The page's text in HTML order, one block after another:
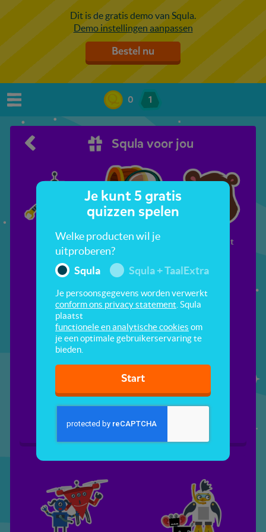
Dit is de gratis demo van Squla.
Demo instellingen aanpassen
Bestel nu
0 1
Squla voor jou
Robots Schatzoeken Berenjacht
professor Q
Je kunt 5 gratis
quizzen spelen
Welke producten wil je
uitproberen?
Squla
Squla + TaalExtra
Je persoonsgegevens worden verwerkt
conform ons privacy statement . Squla
plaatst
functionele en analytische cookies om
je een optimale gebruikerservaring te
bieden.
Start